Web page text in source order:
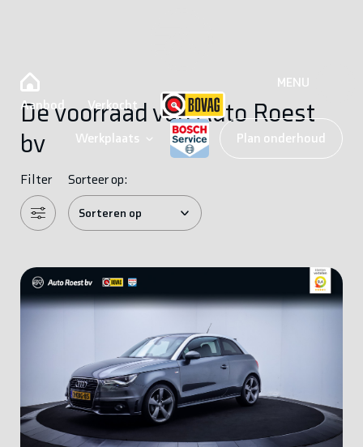
Aanbod Verkocht
Werkplaats Plan onderhoud
MENU
De voorraad van Auto Roest
bv
Filter Sorteer op: